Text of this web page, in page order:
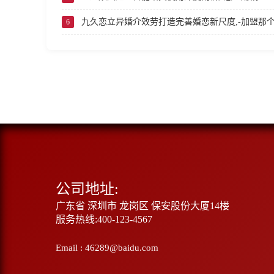
6 九久恋立异婚介效劳打造完善婚恋新尺度,-加盟那
公司地址:
广东省 深圳市 龙岗区 保安股份大厦14楼
服务热线:400-123-4567
Email : 46289@baidu.com